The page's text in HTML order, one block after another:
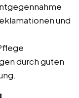
und
durch guten